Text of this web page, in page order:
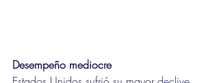
Desempeño mediocre